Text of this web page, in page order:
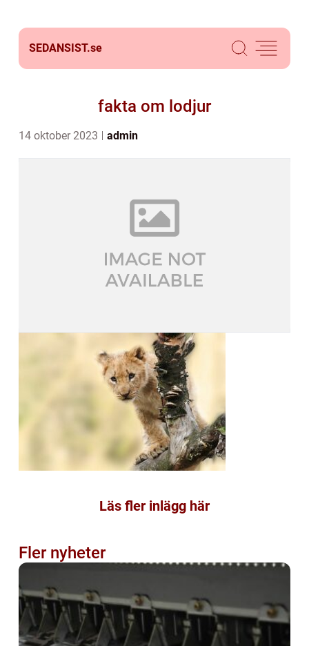
SEDANSIST.se
fakta om lodjur
14 oktober 2023 admin
Läs fler inlägg här
Fler nyheter